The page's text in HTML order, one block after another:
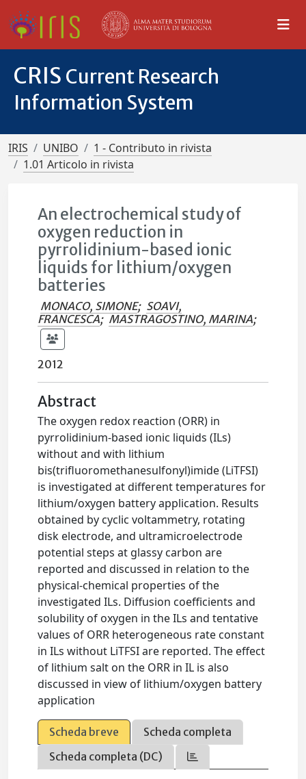
CRIS Current Research
Information System
IRIS UNIBO
1 - Contributo in rivista
1.01 Articolo in rivista
An electrochemical study of
oxygen reduction in
pyrrolidinium-based ionic
liquids for lithium/oxygen
batteries
MONACO, SIMONE; SOAVI,
FRANCESCA; MASTRAGOSTINO, MARINA;
2012
Abstract
The oxygen redox reaction (ORR) in
pyrrolidinium-based ionic liquids (ILs)
without and with lithium
bis(trifluoromethanesulfonyl)imide (LiTFSI)
is investigated at different temperatures for
lithium/oxygen battery application. Results
obtained by cyclic voltammetry, rotating
disk electrode, and ultramicroelectrode
potential steps at glassy carbon are
reported and discussed in relation to the
physical-chemical properties of the
investigated ILs. Diffusion coefficients and
solubility of oxygen in the ILs and tentative
values of ORR heterogeneous rate constant
in ILs without LiTFSI are reported. The effect
of lithium salt on the ORR in IL is also
discussed in view of lithium/oxygen battery
application
Scheda breve
Scheda completa
Scheda completa (DC)